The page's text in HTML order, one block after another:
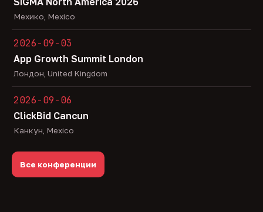
Мехико, Mexico
2026-09-03
App Growth Summit London
Лондон, United Kingdom
2026-09-06
ClickBid Cancun
Канкун, Mexico
Все конференции